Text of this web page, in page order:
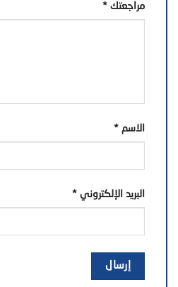
مراجعتك *
الاسم *
البريد الإلكتروني *